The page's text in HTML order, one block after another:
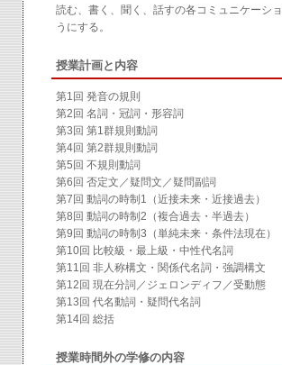
読む、書く、聞く、話すの各コミュニケーシ
うにする。
授業計画と内容
第1回 発音の規則
第2回 名詞・冠詞・形容詞
第3回 第1群規則動詞
第4回 第2群規則動詞
第5回 不規則動詞
第6回 否定文／疑問文／疑問副詞
第7回 動詞の時制1（近接未来・近接過去）
第8回 動詞の時制2（複合過去・半過去）
第9回 動詞の時制3（単純未来・条件法現在）
第10回 比較級・最上級・中性代名詞
第11回 非人称構文・関係代名詞・強調構文
第12回 現在分詞／ジェロンディフ／受動態
第13回 代名動詞・疑問代名詞
第14回 総括
授業時間外の学修の内容